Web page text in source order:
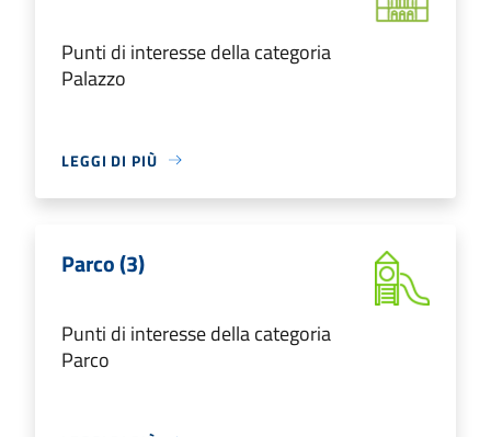
Punti di interesse della categoria
Palazzo
LEGGI DI PIÙ
Parco (3)
Punti di interesse della categoria
Parco